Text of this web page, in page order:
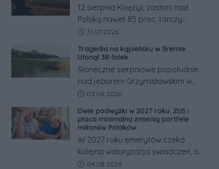
12 sierpnia Księżyc zasłoni nad
Polską nawet 85 proc. tarczy
Słońca. Największe zaćmienie od 27
zachodem.
Data dodania artykułu:
31.07.2026
Tragedia na kąpielisku w Śremie.
Utonął 38-latek
Słoneczne sierpniowe popołudnie
nad jeziorem Grzymisławskim w
powiecie śremskim zakończyło się
odwrócić nawet natychmiastowe
działania służb ratunkowych.
Data dodania artykułu:
03.08.2026
Dwie podwyżki w 2027 roku. ZUS i
płaca minimalna zmienią portfele
milionów Polaków
W 2027 roku emerytów czeka
kolejna waloryzacja świadczeń, a
pracowników podwyżka płacy
Data dodania artykułu:
04.08.2026